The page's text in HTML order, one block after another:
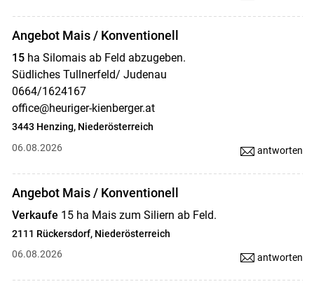
Angebot Mais / Konventionell
15ha Silomais ab Feld abzugeben.
Südliches Tullnerfeld/ Judenau
0664/1624167
office@heuriger-kienberger.at
3443 Henzing, Niederösterreich
06.08.2026
antworten
Angebot Mais / Konventionell
Verkaufe 15 ha Mais zum Siliern ab Feld.
2111 Rückersdorf, Niederösterreich
06.08.2026
antworten